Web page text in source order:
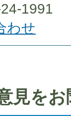
1991
わせ
見を